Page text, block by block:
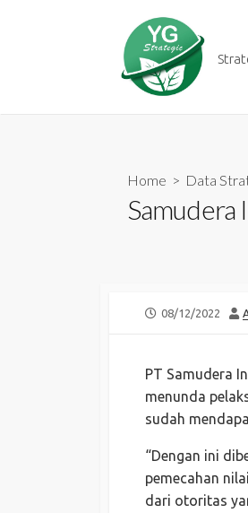
Home > Data
Samudera
PUBLISHED
08/12/2022
PT Samudera
menunda
sudah
“Dengan ini
pemecahan
dari otoritas